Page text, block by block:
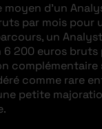
moyen d’un
par mois pour
un
200 euros bruts
complémentaire
comme rare
petite